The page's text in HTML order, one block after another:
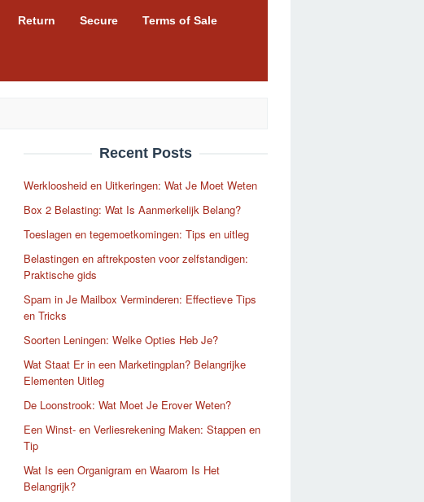
Return Secure Terms of Sale
Recent Posts
Werkloosheid en Uitkeringen: Wat Je Moet Weten
Box 2 Belasting: Wat Is Aanmerkelijk Belang?
Toeslagen en tegemoetkomingen: Tips en uitleg
Belastingen en aftrekposten voor zelfstandigen:
Praktische gids
Spam in Je Mailbox Verminderen: Effectieve Tips
en Tricks
Soorten Leningen: Welke Opties Heb Je?
Wat Staat Er in een Marketingplan? Belangrijke
Elementen Uitleg
De Loonstrook: Wat Moet Je Erover Weten?
Een Winst- en Verliesrekening Maken: Stappen en
Tip
Wat Is een Organigram en Waarom Is Het
Belangrijk?